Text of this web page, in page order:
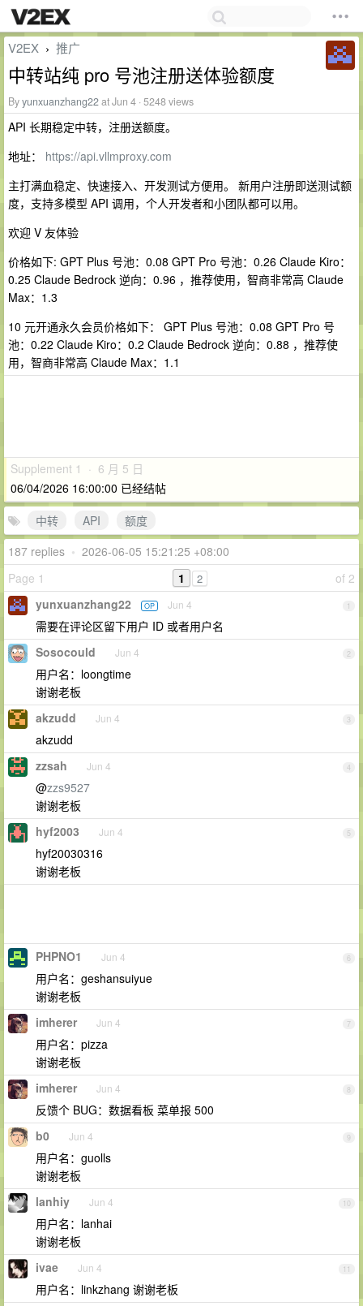
V2EX › 推广
中转站纯 pro 号池注册送体验额度
Byyunxuanzhang22at Jun 4 · 5248 views
API 长期稳定中转，注册送额度。
地址： https://api.vllmproxy.com
主打满血稳定、快速接入、开发测试方便用。 新用户注册即送测试额
度，支持多模型 API 调用，个人开发者和小团队都可以用。
欢迎 V 友体验
价格如下: GPT Plus 号池：0.08 GPT Pro 号池：0.26 Claude Kiro：
0.25 Claude Bedrock 逆向：0.96 ，推荐使用，智商非常高 Claude
Max：1.3
10 元开通永久会员价格如下： GPT Plus 号池：0.08 GPT Pro 号
池：0.22 Claude Kiro：0.2 Claude Bedrock 逆向：0.88 ，推荐使
用，智商非常高 Claude Max：1.1
Supplement 1 · 6 月 5 日
06/04/2026 16:00:00 已经结帖
中转
API
额度
187 replies • 2026-06-05 15:21:25 +08:00
Page 1
of 2
1 2
1
yunxuanzhang22 OP Jun 4
需要在评论区留下用户 ID 或者用户名
2
Sosocould Jun 4
用户名：loongtime
谢谢老板
3
akzudd Jun 4
akzudd
4
zzsah Jun 4
@zzs9527
谢谢老板
5
hyf2003 Jun 4
hyf20030316
谢谢老板
6
PHPNO1 Jun 4
用户名：geshansuiyue
谢谢老板
7
imherer Jun 4
用户名：pizza
谢谢老板
8
imherer Jun 4
反馈个 BUG：数据看板 菜单报 500
9
b0 Jun 4
用户名：guolls
谢谢老板
10
lanhiy Jun 4
用户名：lanhai
谢谢老板
11
ivae Jun 4
用户名：linkzhang 谢谢老板